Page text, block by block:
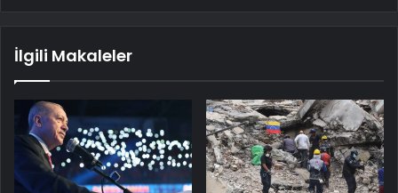
İlgili Makaleler